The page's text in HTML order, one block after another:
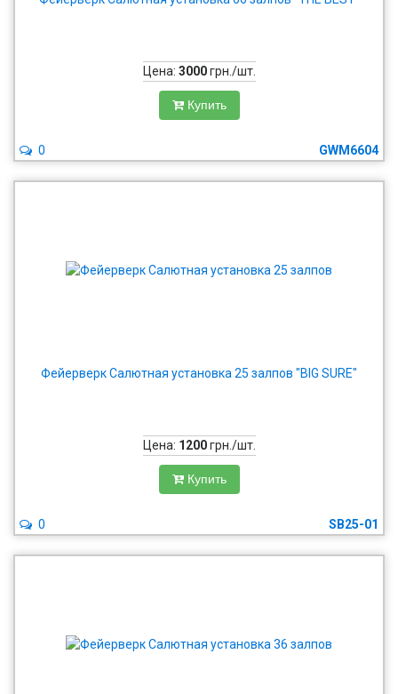
Цена: 3000грн./шт.
Купить
GWM6604
0
Фейерверк Салютная установка 25 залпов "BIG SURE"
Цена: 1200грн./шт.
Купить
SB25-01
0